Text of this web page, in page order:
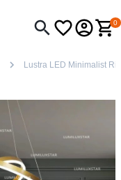
0
Lustra LED Minimalist